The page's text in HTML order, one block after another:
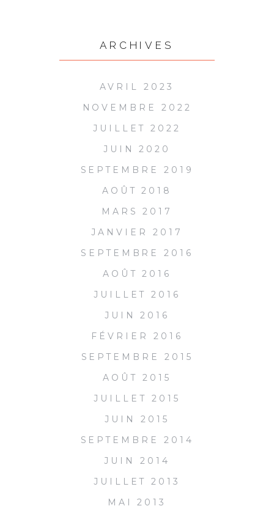
ARCHIVES
AVRIL 2023
NOVEMBRE 2022
JUILLET 2022
JUIN 2020
SEPTEMBRE 2019
AOÛT 2018
MARS 2017
JANVIER 2017
SEPTEMBRE 2016
AOÛT 2016
JUILLET 2016
JUIN 2016
FÉVRIER 2016
SEPTEMBRE 2015
AOÛT 2015
JUILLET 2015
JUIN 2015
SEPTEMBRE 2014
JUIN 2014
JUILLET 2013
MAI 2013